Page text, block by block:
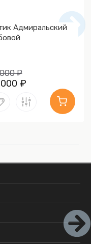
Адмиральский
₽
₽